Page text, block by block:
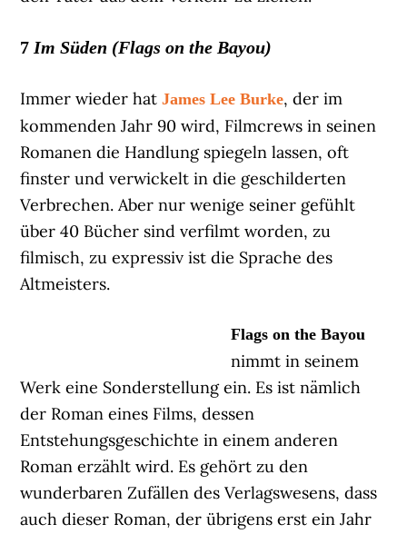
7 Im Süden (Flags on the Bayou)
Immer wieder hatJames Lee Burke, der im
kommenden Jahr 90 wird, Filmcrews in seinen
Romanen die Handlung spiegeln lassen, oft
finster und verwickelt in die geschilderten
Verbrechen. Aber nur wenige seiner gefühlt
über 40 Bücher sind verfilmt worden, zu
filmisch, zu expressiv ist die Sprache des
Altmeisters.
Flags on the Bayou
nimmt in seinem
Werk eine Sonderstellung ein. Es ist nämlich
der Roman eines Films, dessen
Entstehungsgeschichte in einem anderen
Roman erzählt wird. Es gehört zu den
wunderbaren Zufällen des Verlagswesens, dass
auch dieser Roman, der übrigens erst ein Jahr